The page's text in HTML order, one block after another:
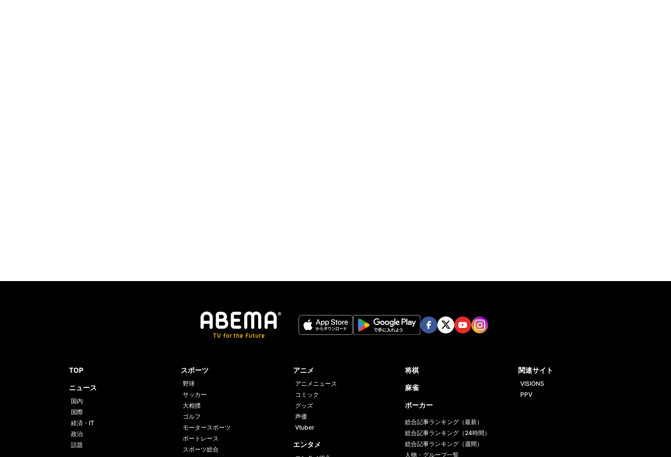
TOP
ニュース
国内
国際
経済・IT
政治
話題
スポーツ
野球
サッカー
大相撲
ゴルフ
モータースポーツ
ボートレース
スポーツ総合
アニメ
アニメニュース
コミック
グッズ
声優
Vtuber
エンタメ
将棋
麻雀
ポーカー
総合記事ランキング（最新）
総合記事ランキング（24時間）
総合記事ランキング（週間）
人物・グループ一覧
関連サイト
VISIONS
PPV